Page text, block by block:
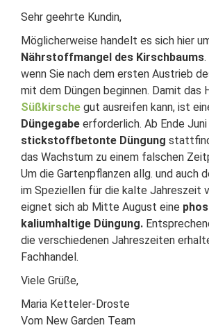
Sehr geehrte Kundin,
Möglicherweise handelt es sich hier
Nährstoffmangel des Kirschbaums
wenn Sie nach dem ersten Austrieb
mit dem Düngen beginnen. Damit das
Süßkirsche gut ausreifen kann, ist
Düngegabe erforderlich. Ab Ende
stickstoffbetonte Düngung
das Wachstum zu einem falschen
Um die Gartenpflanzen allg. und auch
im Speziellen für die kalte Jahreszeit
eignet sich ab Mitte August eine
kaliumhaltige Düngung.
die verschiedenen Jahreszeiten
Fachhandel.
Viele Grüße,
Maria Ketteler-Droste
Vom New Garden Team